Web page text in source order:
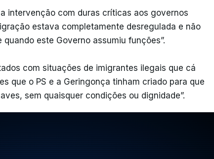
intervenção com duras críticas aos governos
estava completamente desregulada e não
este Governo assumiu funções”.
com situações de imigrantes ilegais que cá
que o PS e a Geringonça tinham criado para que
sem quaisquer condições ou dignidade”.